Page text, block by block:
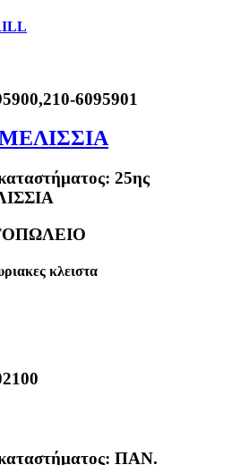
6095901
25ης
κλειστα
ΠΑΝ.